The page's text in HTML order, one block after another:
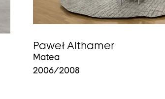
Paweł Althamer
Matea
2006/2008